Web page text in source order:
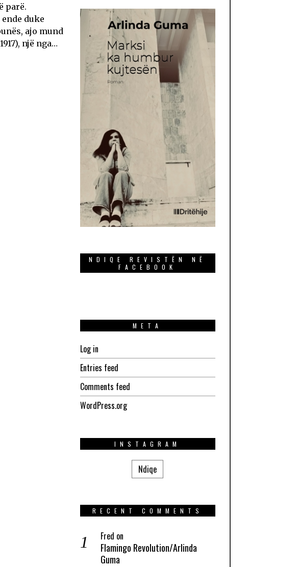
parë.
duke
ajo mund
një nga…
NDIQE REVISTËN NË
FACEBOOK
META
Log in
Entries feed
Comments feed
WordPress.org
INSTAGRAM
Ndiqe
RECENT COMMENTS
Fred on
Flamingo Revolution/Arlinda
Guma